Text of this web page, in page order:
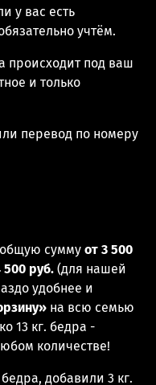
у вас есть
учтём.
происходит под ваш
и только
перевод по номеру
сумму от 3 500
500 руб. (для нашей
удобнее и
на всю семью
13 кг. бедра -
количестве!
добавили 3 кг.